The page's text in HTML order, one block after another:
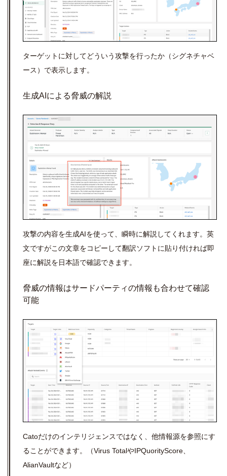
ターゲットに対してどういう攻撃を行ったか（シグネチャベ
ース）で表示します。
生成AIによる脅威の解説
攻撃の内容を生成AIを使って、瞬時に解説してくれます。英
文ですがこの文章をコピーして翻訳ソフトに貼り付ければ即
座に解説を日本語で確認できます。
脅威の情報はサードパーティの情報も合わせて確認
可能
Catoだけのインテリジェンスではなく、他情報源を参照にす
ることができます。（Virus TotalやIPQuorityScore、
AlianVaultなど）